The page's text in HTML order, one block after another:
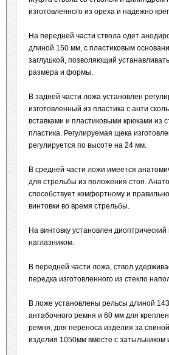
изготовленного из ореха и надежно
На передней части ствола одет
длиной 150 мм, с пластиковым
заглушкой, позволяющий
размера и формы.
В задней части ложа установлен
изготовленный из пластика с анти
вставками и пластиковыми крюками из
пластика. Регулируемая щека
регулируется по высоте на 24 мм.
В средней части ложи имеется
для стрельбы из положения стоя.
способствует комфортному и
винтовки во время стрельбы.
На винтовку установлен
наглазником.
В передней части ложа, ствол
передка изготовленного из стекло
В ложе установлены рельсы длиной
антабочного ремня и 60 мм для
ремня, для переноса изделия за
изделия 1050мм вместе с затыльником